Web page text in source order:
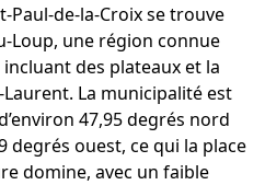
Paul-de-la-Croix se trouve
Loup, une région connue
des plateaux et la
La municipalité est
47,95 degrés nord
degrés ouest, ce qui la place
domine, avec un faible